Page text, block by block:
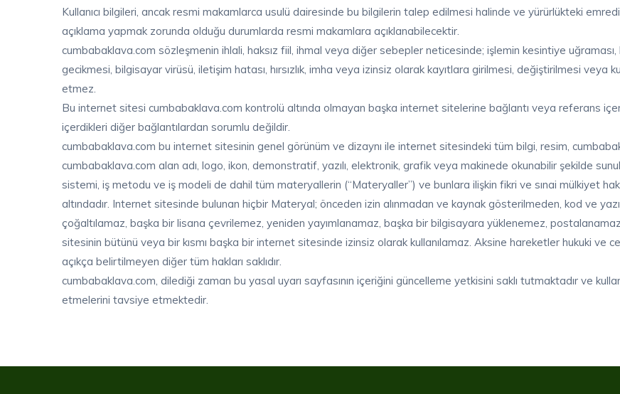
Kullanıcı bilgileri, ancak resmi makamlarca usulü dairesinde bu bilgilerin talep edilmesi halinde ve yürürlükteki
açıklama yapmak zorunda olduğu durumlarda resmi makamlara açıklanabilecektir.
cumbabaklava.com sözleşmenin ihlali, haksız fiil, ihmal veya diğer sebepler neticesinde; işlemin kesintiye
gecikmesi, bilgisayar virüsü, iletişim hatası, hırsızlık, imha veya izinsiz olarak kayıtlara girilmesi, değiştirilmesi veya
etmez.
Bu internet sitesi cumbabaklava.com kontrolü altında olmayan başka internet sitelerine bağlantı veya referans
içerdikleri diğer bağlantılardan sorumlu değildir.
cumbabaklava.com bu internet sitesinin genel görünüm ve dizaynı ile internet sitesindeki tüm bilgi, resim,
cumbabaklava.com alan adı, logo, ikon, demonstratif, yazılı, elektronik, grafik veya makinede okunabilir şekilde
sistemi, iş metodu ve iş modeli de dahil tüm materyallerin (“Materyaller”) ve bunlara ilişkin fikri ve sınai mülkiyet
altındadır. Internet sitesinde bulunan hiçbir Materyal; önceden izin alınmadan ve kaynak gösterilmeden, kod ve
çoğaltılamaz, başka bir lisana çevrilemez, yeniden yayımlanamaz, başka bir bilgisayara yüklenemez,
sitesinin bütünü veya bir kısmı başka bir internet sitesinde izinsiz olarak kullanılamaz. Aksine hareketler hukuki ve
açıkça belirtilmeyen diğer tüm hakları saklıdır.
cumbabaklava.com, dilediği zaman bu yasal uyarı sayfasının içeriğini güncelleme yetkisini saklı tutmaktadır ve
etmelerini tavsiye etmektedir.